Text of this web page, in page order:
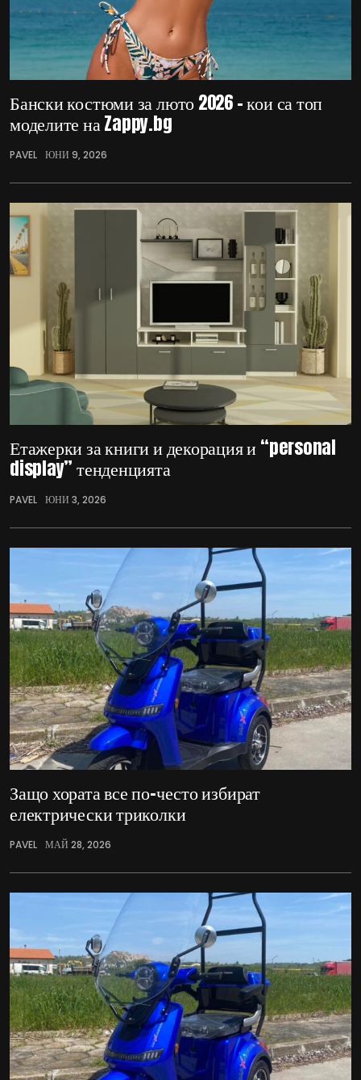
Бански костюми за люто 2026 – кои са топ
моделите на Zappy.bg
PAVEL ЮНИ 9, 2026
Етажерки за книги и декорация и “personal
display” тенденцията
PAVEL ЮНИ 3, 2026
Защо хората все по-често избират
електрически триколки
PAVEL МАЙ 28, 2026